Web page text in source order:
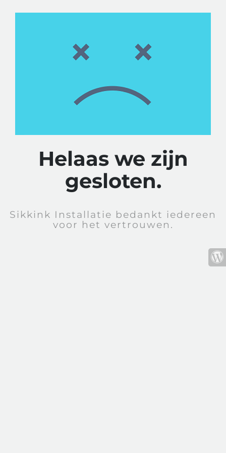
Helaas we zijn
gesloten.
Sikkink Installatie bedankt iedereen
voor het vertrouwen.